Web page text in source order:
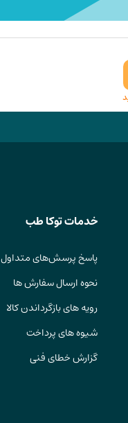
خدمات توکا طب
پاسخ پرسش‌های متداول
نحوه ارسال سفارش ها
رویه های بازگرداندن کالا
شیوه های پرداخت
گزارش خطای فنی